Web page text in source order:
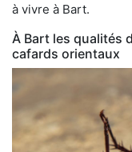
à vivre à Bart.
À Bart les qualités
cafards orientaux